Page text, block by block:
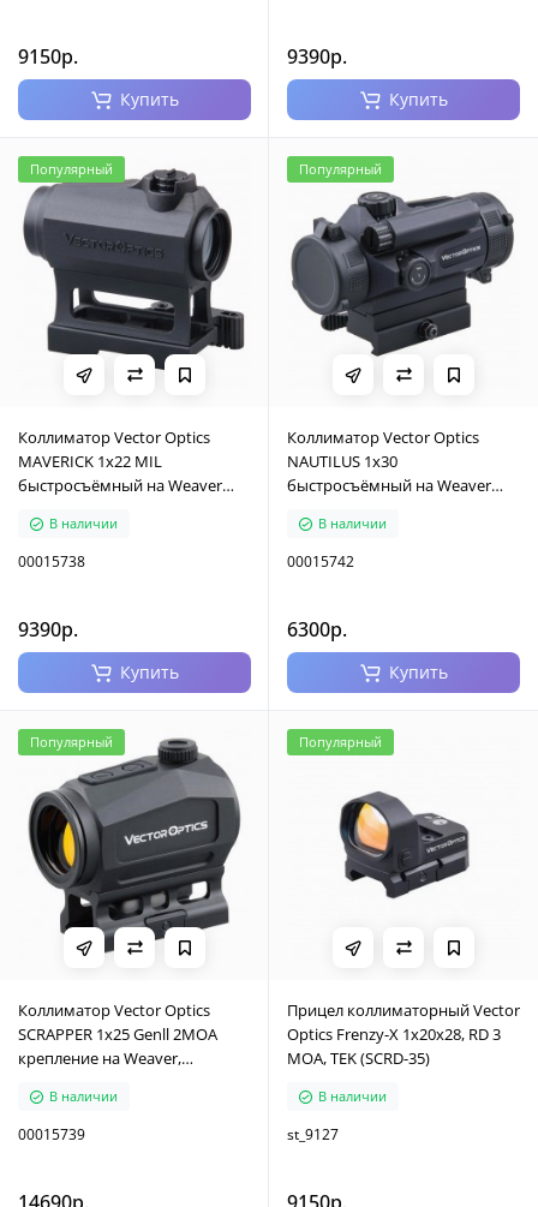
9150р.
Купить
9390р.
Купить
Популярный
Коллиматор Vector Optics
MAVERICK 1x22 MIL
быстросъёмный на Weaver
В наличии
00015738
9390р.
Купить
Популярный
Коллиматор Vector Optics
NAUTILUS 1x30
быстросъёмный на Weaver
В наличии
00015742
6300р.
Купить
Популярный
Коллиматор Vector Optics
SCRAPPER 1x25 Genll 2MOA
крепление на Weaver,
ночного видения (SCRD-46)
В наличии
00015739
Популярный
Прицел коллиматорный Vector
Optics Frenzy-X 1x20x28, RD 3
MOA, TEK (SCRD-35)
В наличии
st_9127